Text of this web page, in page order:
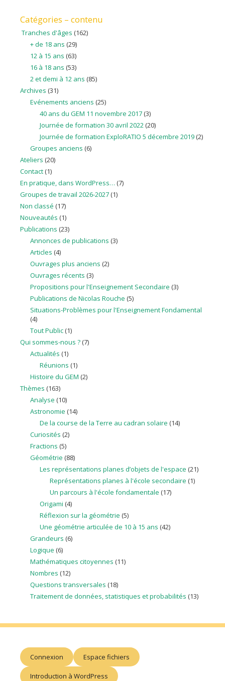
Catégories – contenu
Tranches d'âges (162)
+ de 18 ans (29)
12 à 15 ans (63)
16 à 18 ans (53)
2 et demi à 12 ans (85)
Archives (31)
Evénements anciens (25)
40 ans du GEM 11 novembre 2017 (3)
Journée de formation 30 avril 2022 (20)
Journée de formation ExploRATIO 5 décembre 2019 (2)
Groupes anciens (6)
Ateliers (20)
Contact (1)
En pratique, dans WordPress… (7)
Groupes de travail 2026-2027 (1)
Non classé (17)
Nouveautés (1)
Publications (23)
Annonces de publications (3)
Articles (4)
Ouvrages plus anciens (2)
Ouvrages récents (3)
Propositions pour l'Enseignement Secondaire (3)
Publications de Nicolas Rouche (5)
Situations-Problèmes pour l'Enseignement Fondamental
(4)
Tout Public(1)
Qui sommes-nous ? (7)
Actualités (1)
Réunions (1)
Histoire du GEM (2)
Thèmes (163)
Analyse (10)
Astronomie (14)
De la course de la Terre au cadran solaire (14)
Curiosités (2)
Fractions (5)
Géométrie (88)
Les représentations planes d’objets de l'espace (21)
Représentations planes à l'école secondaire (1)
Un parcours à l'école fondamentale (17)
Origami (4)
Réflexion sur la géométrie (5)
Une géométrie articulée de 10 à 15 ans (42)
Grandeurs (6)
Logique (6)
Mathématiques citoyennes (11)
Nombres (12)
Questions transversales (18)
Traitement de données, statistiques et probabilités (13)
Connexion Espace fichiers
Introduction à WordPress